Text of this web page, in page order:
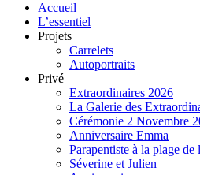
Accueil
L’essentiel
Projets
Carrelets
Autoportraits
Privé
Extraordinaires 2026
La Galerie des
Cérémonie 2 Novembre
Anniversaire Emma
Parapentiste à la plage de
Séverine et Julien